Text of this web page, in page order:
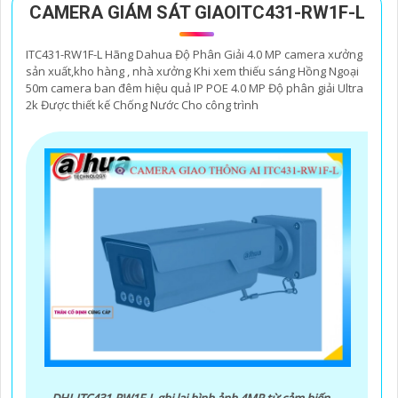
CAMERA GIÁM SÁT GIAOITC431-RW1F-L
ITC431-RW1F-L Hãng Dahua Độ Phân Giải 4.0 MP camera xưởng
sản xuất,kho hàng , nhà xưởng Khi xem thiếu sáng Hồng Ngoại
50m camera ban đêm hiệu quả IP POE 4.0 MP Độ phân giải Ultra
2k Được thiết kế Chống Nước Cho công trình